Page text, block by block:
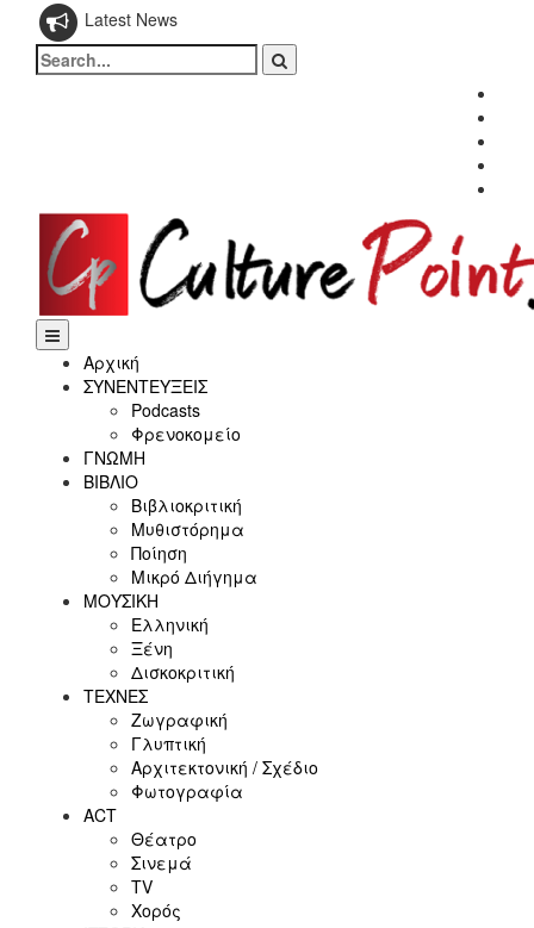
Latest News
Search
for:
Αρχική
ΣΥΝΕΝΤΕΥΞΕΙΣ
Podcasts
Φρενοκομείο
ΓΝΩΜΗ
ΒΙΒΛΙΟ
Βιβλιοκριτική
Μυθιστόρημα
Ποίηση
Μικρό Διήγημα
ΜΟΥΣΙΚΗ
Ελληνική
Ξένη
Δισκοκριτική
ΤΕΧΝΕΣ
Ζωγραφική
Γλυπτική
Αρχιτεκτονική / Σχέδιο
Φωτογραφία
ACT
Θέατρο
Σινεμά
ΤV
Χορός